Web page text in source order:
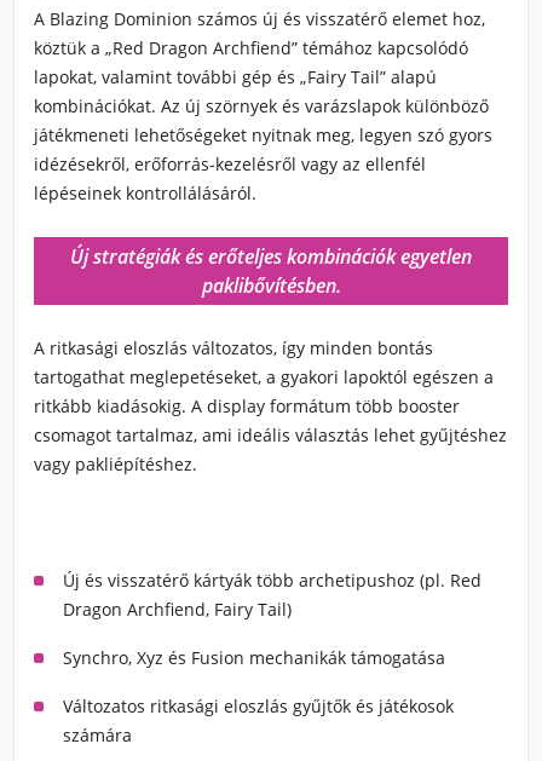
A Blazing Dominion számos új és visszatérő elemet hoz,
köztük a „Red Dragon Archfiend” témához kapcsolódó
lapokat, valamint további gép és „Fairy Tail” alapú
kombinációkat. Az új szörnyek és varázslapok különböző
játékmeneti lehetőségeket nyitnak meg, legyen szó gyors
idézésekről, erőforrás-kezelésről vagy az ellenfél
lépéseinek kontrollálásáról.
Új stratégiák és erőteljes kombinációk egyetlen
paklibővítésben.
A ritkasági eloszlás változatos, így minden bontás
tartogathat meglepetéseket, a gyakori lapoktól egészen a
ritkább kiadásokig. A display formátum több booster
csomagot tartalmaz, ami ideális választás lehet gyűjtéshez
vagy pakliépítéshez.
Új és visszatérő kártyák több archetipushoz (pl. Red
Dragon Archfiend, Fairy Tail)
Synchro, Xyz és Fusion mechanikák támogatása
Változatos ritkasági eloszlás gyűjtők és játékosok
számára